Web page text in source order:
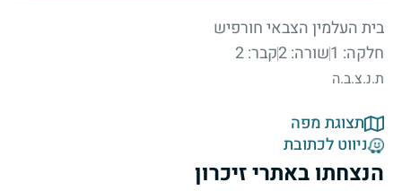
בית העלמין הצבאי חורפיש
חלקה: 1
שורה: 2 קבר: 2
ת.נ.צ.ב.ה
תצוגת מפה
ניווט לכתובת
הנצחתו באתרי זיכרון